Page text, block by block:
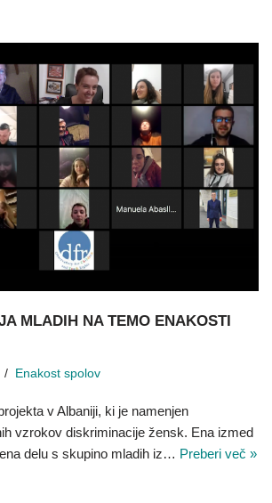
MLADIH NA TEMO ENAKOSTI
Enakost spolov
v Albaniji, ki je namenjen
vzrokov diskriminacije žensk. Ena izmed
delu s skupino mladih iz… Preberi več »